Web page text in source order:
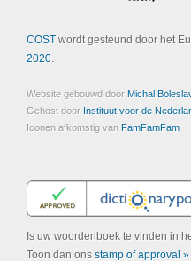
COSTwordt gesteund door het
2020.
Website gebouwd door Michal
Gehost door Instituut voor de
Iconen afkomstig van FamFamFam
Is uw woordenboek te vinden in
Toon dan ons stamp of approval »